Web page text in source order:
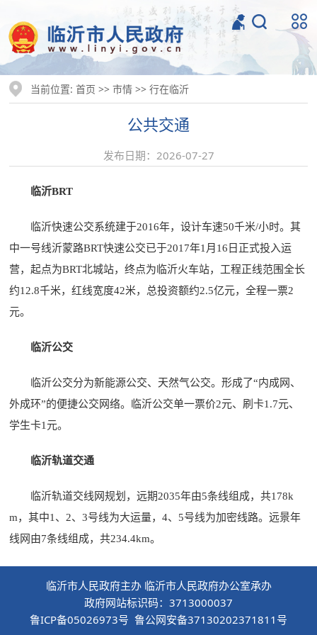
当前位置:首页 >>市情 >>行在临沂
公共交通
发布日期：2026-07-27
临沂BRT
临沂快速公交系统建于2016年，设计车速50千米/小时。其
中一号线沂蒙路BRT快速公交已于2017年1月16日正式投入运
营，起点为BRT北城站，终点为临沂火车站，工程正线范围全长
约12.8千米，红线宽度42米，总投资额约2.5亿元，全程一票2
元。
临沂公交
临沂公交分为新能源公交、天然气公交。形成了“内成网、
外成环”的便捷公交网络。临沂公交单一票价2元、刷卡1.7元、
学生卡1元。
临沂轨道交通
临沂轨道交线网规划，远期2035年由5条线组成，共178k
m，其中1、2、3号线为大运量，4、5号线为加密线路。远景年
线网由7条线组成，共234.4km。
临沂市人民政府主办 临沂市人民政府办公室承办
政府网站标识码：3713000037
鲁ICP备05026973号 鲁公网安备37130202371811号